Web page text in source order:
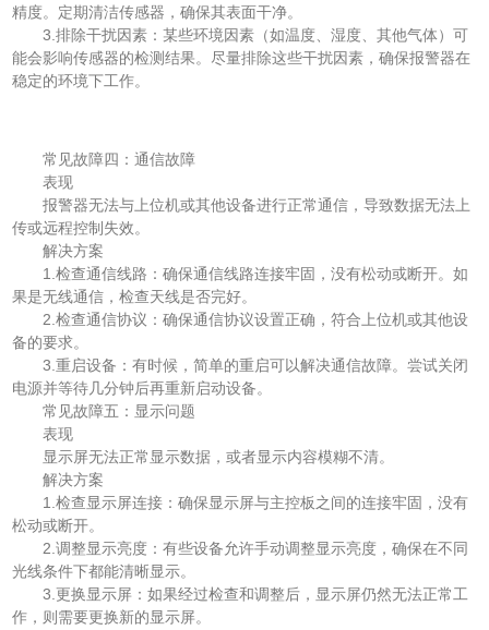
精度。定期清洁传感器，确保其表面干净。
3.排除干扰因素：某些环境因素（如温度、湿度、其他气体）可
能会影响传感器的检测结果。尽量排除这些干扰因素，确保报警器在
稳定的环境下工作。
常见故障四：通信故障
表现
报警器无法与上位机或其他设备进行正常通信，导致数据无法上
传或远程控制失效。
解决方案
1.检查通信线路：确保通信线路连接牢固，没有松动或断开。如
果是无线通信，检查天线是否完好。
2.检查通信协议：确保通信协议设置正确，符合上位机或其他设
备的要求。
3.重启设备：有时候，简单的重启可以解决通信故障。尝试关闭
电源并等待几分钟后再重新启动设备。
常见故障五：显示问题
表现
显示屏无法正常显示数据，或者显示内容模糊不清。
解决方案
1.检查显示屏连接：确保显示屏与主控板之间的连接牢固，没有
松动或断开。
2.调整显示亮度：有些设备允许手动调整显示亮度，确保在不同
光线条件下都能清晰显示。
3.更换显示屏：如果经过检查和调整后，显示屏仍然无法正常工
作，则需要更换新的显示屏。